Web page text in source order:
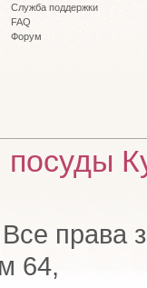
Служба поддержки
FAQ
Форум
права
64,